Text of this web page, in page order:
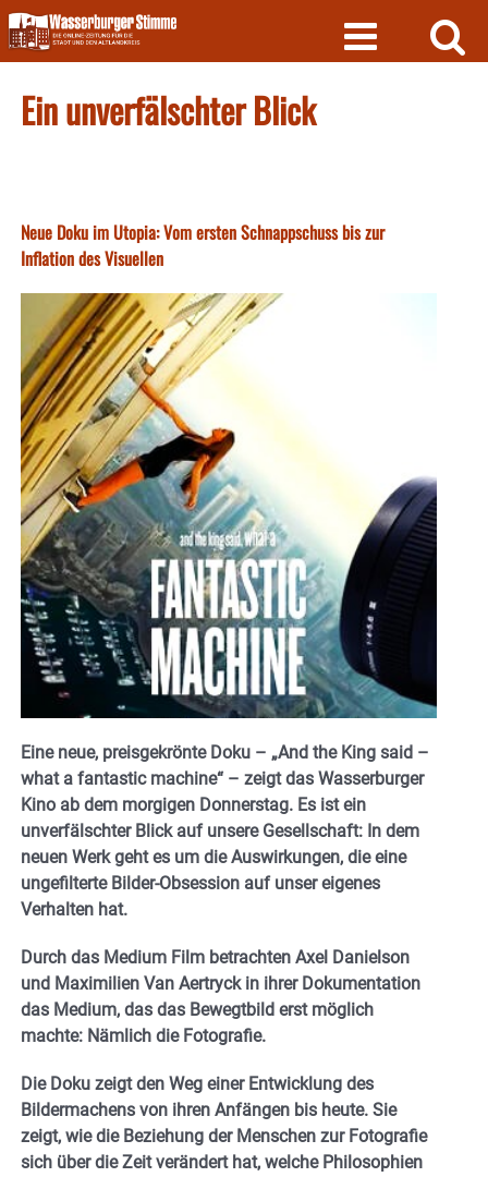
Skip
to
content
Ein unverfälschter Blick
Neue Doku im Utopia: Vom ersten Schnappschuss bis zur
Inflation des Visuellen
Eine neue, preisgekrönte Doku – „And the King said –
what a fantastic machine“ – zeigt das Wasserburger
Kino ab dem morgigen Donnerstag. Es ist ein
unverfälschter Blick auf unsere Gesellschaft: In dem
neuen Werk geht es um die Auswirkungen, die eine
ungefilterte Bilder-Obsession auf unser eigenes
Verhalten hat.
Durch das Medium Film betrachten Axel Danielson
und Maximilien Van Aertryck in ihrer Dokumentation
das Medium, das das Bewegtbild erst möglich
machte: Nämlich die Fotografie.
Die Doku zeigt den Weg einer Entwicklung des
Bildermachens von ihren Anfängen bis heute. Sie
zeigt, wie die Beziehung der Menschen zur Fotografie
sich über die Zeit verändert hat, welche Philosophien